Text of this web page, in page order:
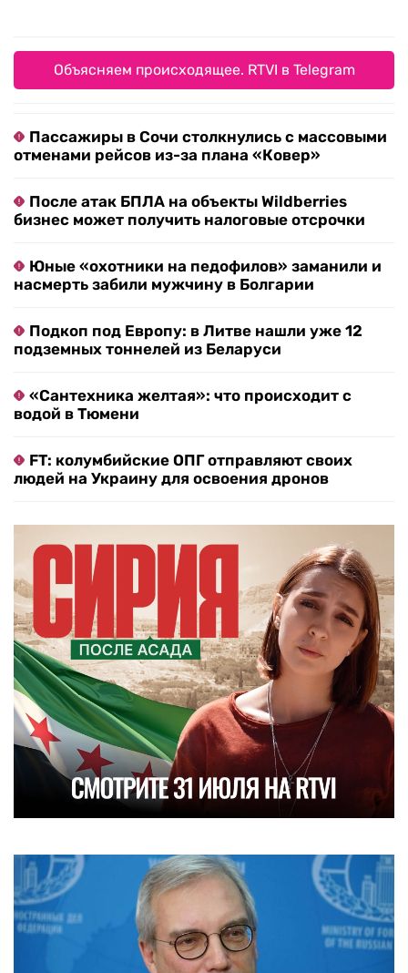
Объясняем происходящее. RTVI в Telegram
Пассажиры в Сочи столкнулись с массовыми
отменами рейсов из-за плана «Ковер»
После атак БПЛА на объекты Wildberries
бизнес может получить налоговые отсрочки
Юные «охотники на педофилов» заманили и
насмерть забили мужчину в Болгарии
Подкоп под Европу: в Литве нашли уже 12
подземных тоннелей из Беларуси
«Сантехника желтая»: что происходит с
водой в Тюмени
FT: колумбийские ОПГ отправляют своих
людей на Украину для освоения дронов